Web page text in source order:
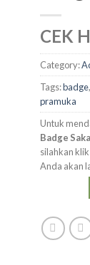
CEK
Category:
Tags:badge,
pramuka
Untuk
Badge
silahkan
Anda akan